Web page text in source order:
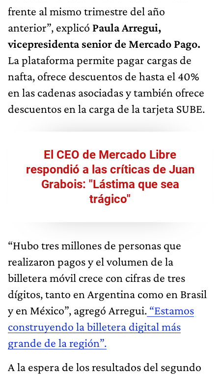
frente al mismo trimestre del año
anterior”, explicó Paula Arregui,
vicepresidenta senior de Mercado Pago.
La plataforma permite pagar cargas de
nafta, ofrece descuentos de hasta el 40%
en las cadenas asociadas y también ofrece
descuentos en la carga de la tarjeta SUBE.
El CEO de Mercado Libre
respondió a las críticas de Juan
Grabois: "Lástima que sea
trágico"
“Hubo tres millones de personas que
realizaron pagos y el volumen de la
billetera móvil crece con cifras de tres
dígitos, tanto en Argentina como en Brasil
y en México”, agregó Arregui. “Estamos
construyendo la billetera digital más
grande de la región”.
A la espera de los resultados del segundo